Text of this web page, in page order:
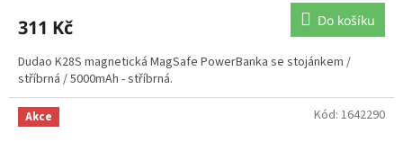
311 Kč Do košíku
Dudao K28S magnetická MagSafe PowerBanka se stojánkem /
stříbrná / 5000mAh - stříbrná.
Akce Kód: 1642290